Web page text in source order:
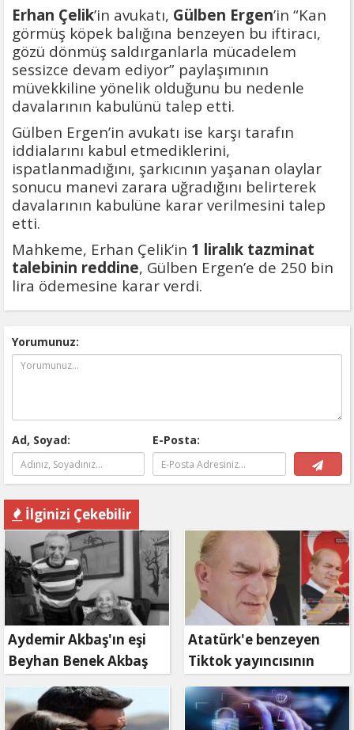
Erhan Çelik’in avukatı, Gülben Ergen’in “Kan
görmüş köpek balığına benzeyen bu iftiracı,
gözü dönmüş saldırganlarla mücadelem
sessizce devam ediyor” paylaşımının
müvekkiline yönelik olduğunu bu nedenle
davalarının kabulünü talep etti.
Gülben Ergen’in avukatı ise karşı tarafın
iddialarını kabul etmediklerini,
ispatlanmadığını, şarkıcının yaşanan olaylar
sonucu manevi zarara uğradığını belirterek
davalarının kabulüne karar verilmesini talep
etti.
Mahkeme, Erhan Çelik’in 1 liralık tazminat
talebinin reddine, Gülben Ergen’e de 250 bin
lira ödemesine karar verdi.
Yorumunuz:
Ad, Soyad: E-Posta:
İlginizi Çekebilir
Aydemir Akbaş'ın eşi
Beyhan Benek Akbaş
hayatını kaybetti
Atatürk'e benzeyen
Tiktok yayıncısının
Keriz avı